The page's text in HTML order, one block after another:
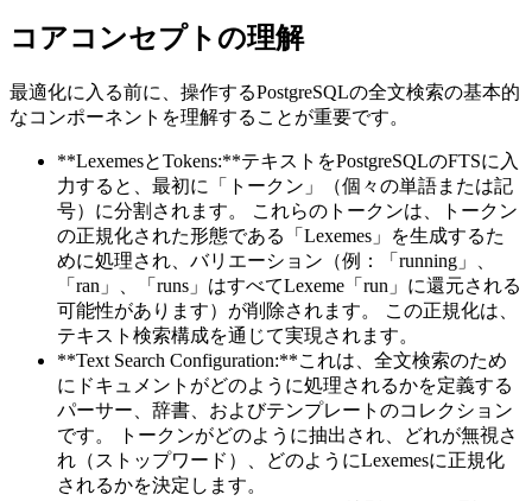
コアコンセプトの理解
最適化に入る前に、操作するPostgreSQLの全文検索の基本的
なコンポーネントを理解することが重要です。
**LexemesとTokens:**テキストをPostgreSQLのFTSに入
力すると、最初に「トークン」（個々の単語または記
号）に分割されます。 これらのトークンは、トークン
の正規化された形態である「Lexemes」を生成するた
めに処理され、バリエーション（例：「running」、
「ran」、「runs」はすべてLexeme「run」に還元される
可能性があります）が削除されます。 この正規化は、
テキスト検索構成を通じて実現されます。
**Text Search Configuration:**これは、全文検索のため
にドキュメントがどのように処理されるかを定義する
パーサー、辞書、およびテンプレートのコレクション
です。 トークンがどのように抽出され、どれが無視さ
れ（ストップワード）、どのようにLexemesに正規化
されるかを決定します。